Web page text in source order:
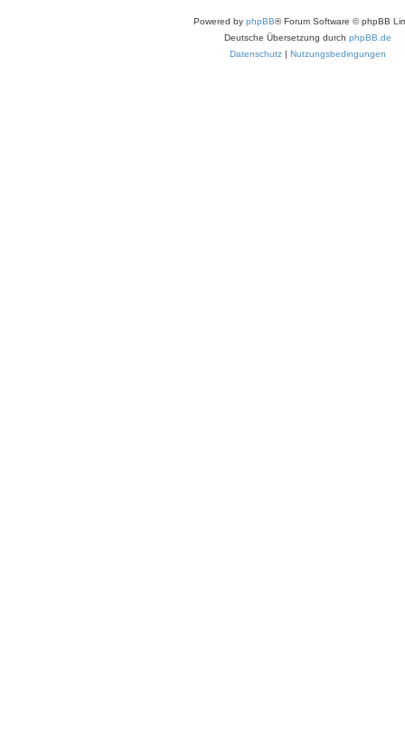
Powered by phpBB® Forum Software © phpBB
Deutsche Übersetzung durch phpBB.de
Datenschutz | Nutzungsbedingungen